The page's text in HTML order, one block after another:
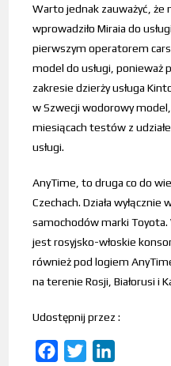
Warto jednak zauważyć, że
wprowadziło Miraia do
pierwszym operatorem
model do usługi,
zakresie dzierży usługa
w Szwecji wodorowy
miesiącach testów z
usługi.
AnyTime, to druga co do
Czechach. Działa wyłącznie
samochodów marki Toyota.
jest rosyjsko-włoskie
również pod logiem
na terenie Rosji, Białorusi i
Udostępnij przez :